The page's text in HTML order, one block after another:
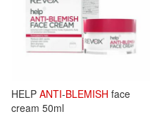
HELP ANTI-BLEMISH face
cream 50ml